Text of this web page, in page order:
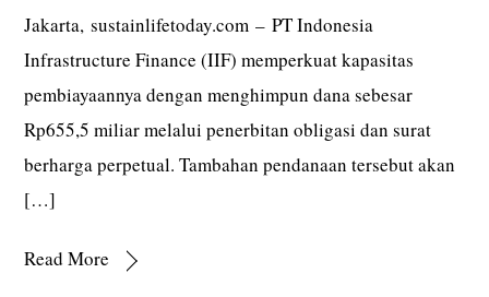
Jakarta, sustainlifetoday.com – PT Indonesia
Infrastructure Finance (IIF) memperkuat kapasitas
pembiayaannya dengan menghimpun dana sebesar
Rp655,5 miliar melalui penerbitan obligasi dan surat
berharga perpetual. Tambahan pendanaan tersebut akan
[…]
Read More